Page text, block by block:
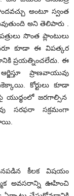
అంటూ స్వంత
అని తెలిపారు .
సొంత ప్లాంటులు
కూడా ఈ విపత్కర
ప్రయత్నించలేదు. ఈ
ప్రాణవాయువు
కోర్టులు కూడా
యుధ్ధంలో జరగాల్సిన
సరఫరా సక్రమంగా
కీలక విషయం
అవసరాన్ని ఊహించి